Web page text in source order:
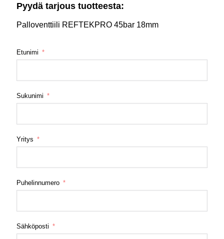
Pyydä tarjous tuotteesta:
Palloventtiili REFTEKPRO 45bar 18mm
Etunimi
Sukunimi
Yritys
Puhelinnumero
Sähköposti